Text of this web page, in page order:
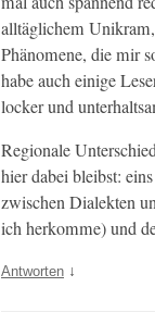
alltäglichem
Phänomene, die mir
habe auch einige
lock­er und
Regionale
hier dabei bleib­st:
zwis­chen Dialek­ten
ich herkomme) und
Antworten ↓